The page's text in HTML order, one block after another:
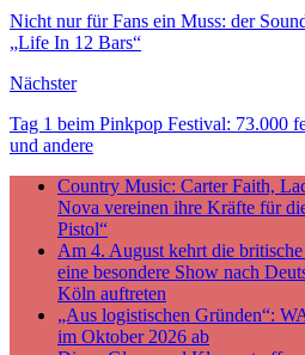
Nicht nur für Fans ein Muss: der
„Life In 12 Bars“
Nächster
Tag 1 beim Pinkpop Festival: 73.000
und andere
Country Music: Carter Faith,
Nova vereinen ihre Kräfte für
Pistol“
Am 4. August kehrt die
eine besondere Show nach
Köln auftreten
„Aus logistischen Gründen“:
im Oktober 2026 ab